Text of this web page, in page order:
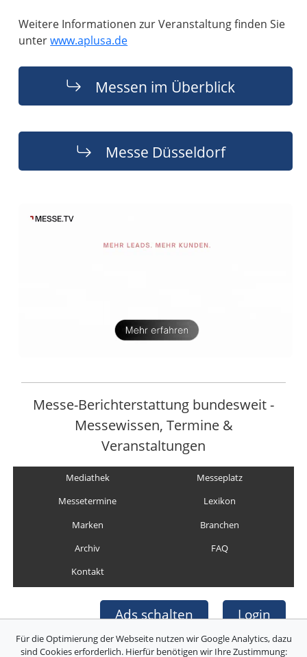
Weitere Informationen zur Veranstaltung finden Sie
unterwww.aplusa.de
Messen im Überblick
Messe Düsseldorf
Messe-Berichterstattung bundesweit -
Messewissen, Termine &
Veranstaltungen
Mediathek
Messeplatz
Messetermine
Lexikon
Marken
Branchen
Archiv
FAQ
Kontakt
Ads schalten Login
Für die Optimierung der Webseite nutzen wir Google Analytics, dazu
sind Cookies erforderlich. Hierfür benötigen wir Ihre Zustimmung: